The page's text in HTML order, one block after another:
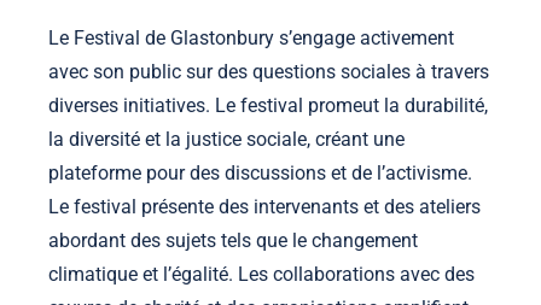
Le Festival de Glastonbury s’engage activement
avec son public sur des questions sociales à travers
diverses initiatives. Le festival promeut la durabilité,
la diversité et la justice sociale, créant une
plateforme pour des discussions et de l’activisme.
Le festival présente des intervenants et des ateliers
abordant des sujets tels que le changement
climatique et l’égalité. Les collaborations avec des